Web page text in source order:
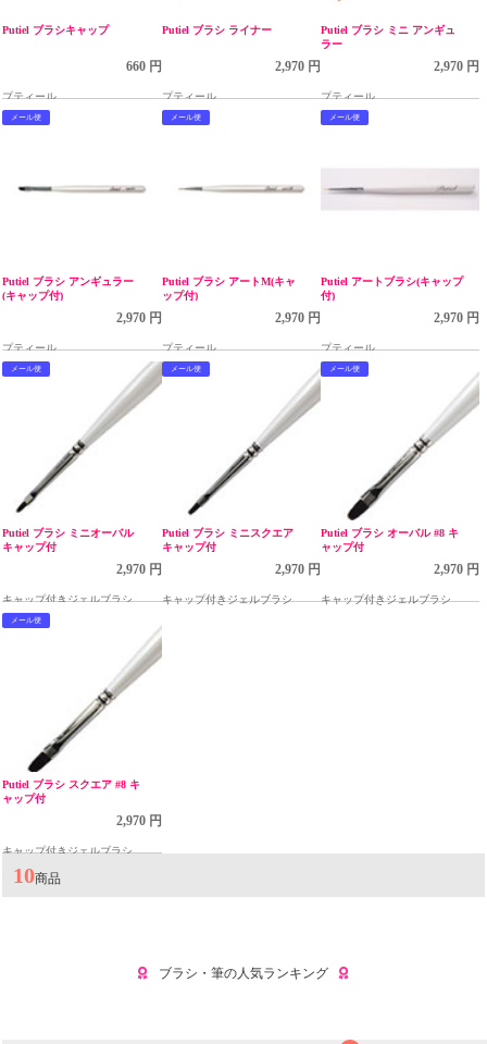
Putiel ブラシキャップ
660 円
プティール
Putiel ブラシ ライナー
2,970 円
プティール
Putiel ブラシ ミニ アンギュ
ラー
2,970 円
プティール
メール便
Putiel ブラシ アンギュラー
(キャップ付)
2,970 円
プティール
メール便
Putiel ブラシ アートM(キャ
ップ付)
2,970 円
プティール
メール便
Putiel アートブラシ(キャップ
付)
2,970 円
プティール
メール便
Putiel ブラシ ミニオーバル
キャップ付
2,970 円
キャップ付きジェルブラシ
メール便
Putiel ブラシ ミニスクエア
キャップ付
2,970 円
キャップ付きジェルブラシ
メール便
Putiel ブラシ オーバル #8 キ
ャップ付
2,970 円
キャップ付きジェルブラシ
メール便
Putiel ブラシ スクエア #8 キ
ャップ付
2,970 円
キャップ付きジェルブラシ
10商品
ブラシ・筆の人気ランキング